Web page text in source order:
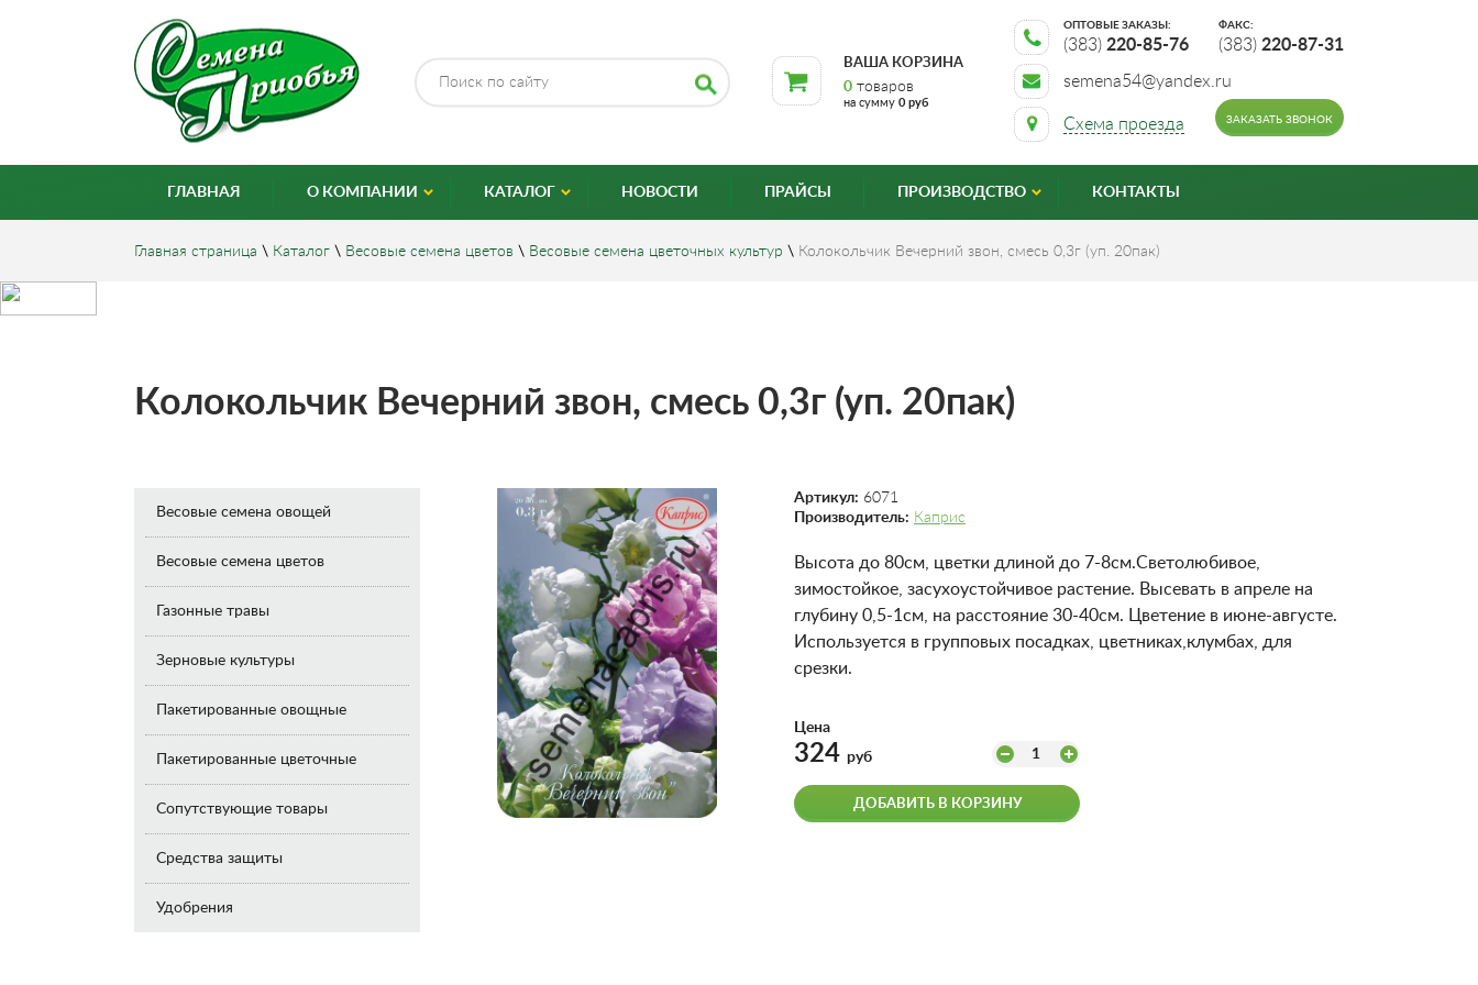
ВАША КОРЗИНА
0 товаров
на сумму 0 руб
Схема проезда
semena54@yandex.ru
ОПТОВЫЕ ЗАКАЗЫ:
(383) 220-85-76
ФАКС:
(383) 220-87-31
ЗАКАЗАТЬ ЗВОНОК
ГЛАВНАЯ О КОМПАНИИ КАТАЛОГ НОВОСТИ ПРАЙСЫ ПРОИЗВОДСТВО КОНТАКТЫ
Главная страница \ Каталог \ Весовые семена цветов \ Весовые семена цветочных культур \ Колокольчик Вечерний звон, смесь 0,3г (уп. 20пак)
Колокольчик Вечерний звон, смесь 0,3г (уп. 20пак)
Весовые семена овощей
Весовые семена цветов
Газонные травы
Зерновые культуры
Пакетированные овощные
Пакетированные цветочные
Сопутствующие товары
Средства защиты
Удобрения
Артикул: 6071
Производитель: Каприс
Высота до 80см, цветки длиной до 7-8см.Светолюбивое,
зимостойкое, засухоустойчивое растение. Высевать в апреле на
глубину 0,5-1см, на расстояние 30-40см. Цветение в июне-августе.
Используется в групповых посадках, цветниках,клумбах, для
срезки.
Цена
324 руб 1
ДОБАВИТЬ В КОРЗИНУ